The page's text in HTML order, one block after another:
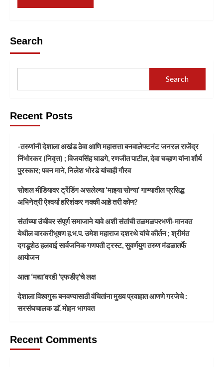
Search
Search
Recent Posts
-तरुणांनी देशाला अखंड ठेवा आणि महासत्ता बनवालेफ्टनंट जनरल राजेंद्र
निंभोरकर (निवृत्त) ; विजयसिंह घाडगे, रणजीत पाटील, देवा चव्हाण यांना शौर्य
पुरस्कार; पवन माने, निलेश भोरडे यांचाही गौरव
सोशल मीडियावर ट्रेंडिंग असलेल्या ‘माझ्या सोन्या’ गाण्यातील प्रसिद्ध
अभिनेत्री ऐश्वर्या हरिशंकर नक्की आहे तरी कोण?
संतांच्या उंचीवर संपूर्ण समाजाने यावे अशी संतांची तळमळपरभणी-मानवत
येथील वारकरीभूषण ह.भ.प. उमेश महाराज दशरथे यांचे कीर्तन ; श्रीमंत
दगडूशेठ हलवाई सार्वजनिक गणपती ट्रस्ट, सुवर्णयुग तरुण मंडळातर्फे
आयोजन
आता ‘मद्या’वरही ‘एफडीए’चे लक्ष
देशाला विश्वगुरू बनवण्यासाठी वंचितांना मुख्य प्रवाहात आणणे गरजेचे :
सरसंघचालक डाॅ. मोहन भागवत
Recent Comments